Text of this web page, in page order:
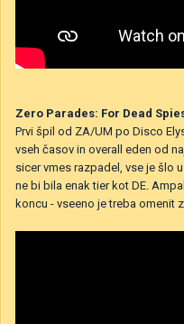
Zero Parades: For Dead
Prvi špil od ZA/UM po Disco
vseh časov in overall eden od
sicer vmes razpadel, vse je šlo
ne bi bila enak tier kot DE.
koncu - vseeno je treba omenit